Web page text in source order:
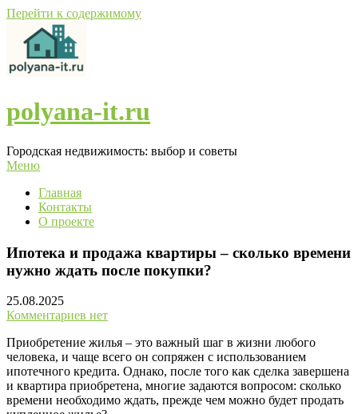
Перейти к содержимому
polyana-it.ru
Городская недвижимость: выбор и советы
Меню
Главная
Контакты
О проекте
Ипотека и продажа квартиры – сколько времени
нужно ждать после покупки?
25.08.2025
Комментариев нет
Приобретение жилья – это важный шаг в жизни любого
человека, и чаще всего он сопряжен с использованием
ипотечного кредита. Однако, после того как сделка завершена
и квартира приобретена, многие задаются вопросом: сколько
времени необходимо ждать, прежде чем можно будет продать